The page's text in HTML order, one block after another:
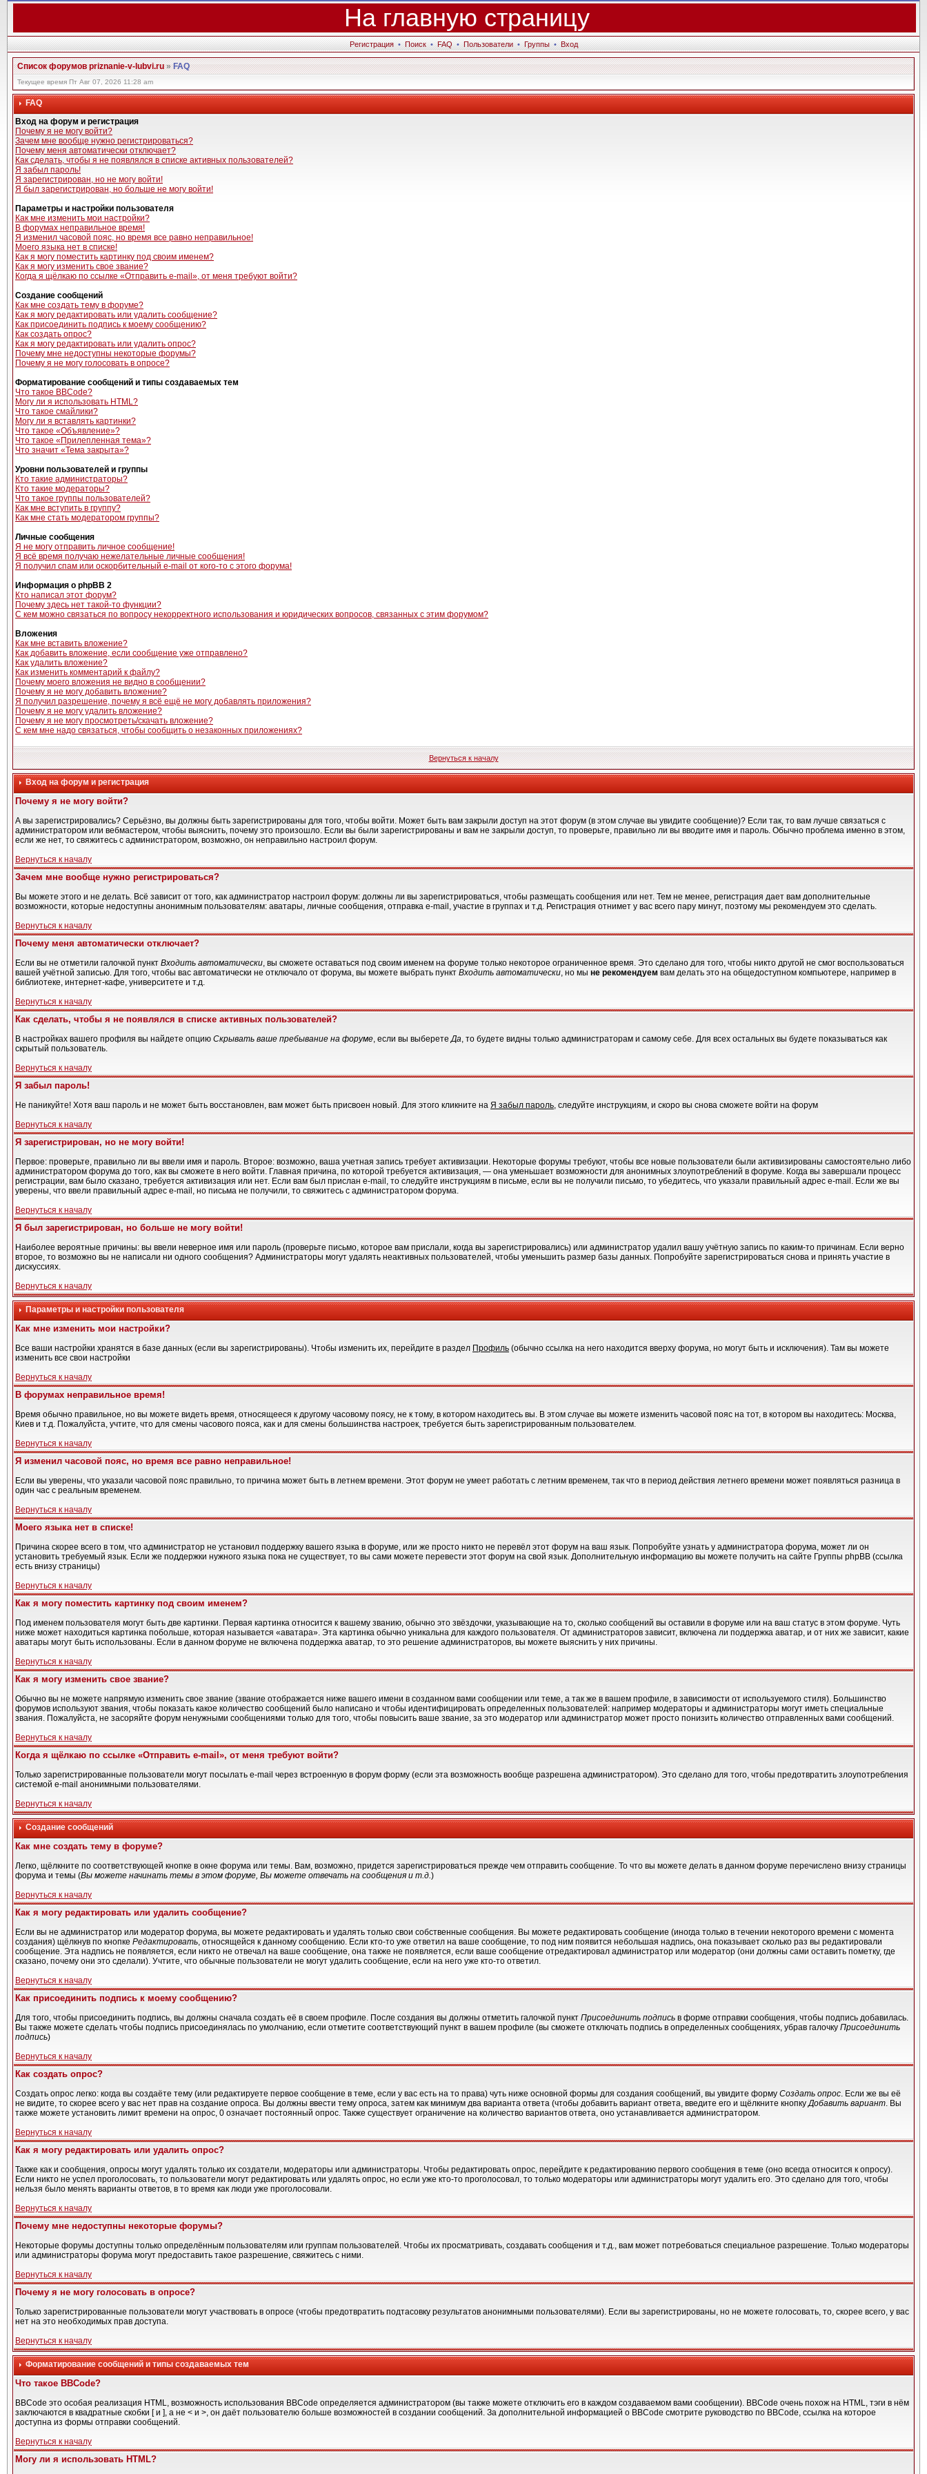
На главную страницу
Регистрация • Поиск • FAQ • Пользователи • Группы • Вход
Список форумов priznanie-v-lubvi.ru»FAQ
Текущее время Пт Авг 07, 2026 11:28 am
FAQ
Вход на форум и регистрация
Почему я не могу войти?
Зачем мне вообще нужно регистрироваться?
Почему меня автоматически отключает?
Как сделать, чтобы я не появлялся в списке активных пользователей?
Я забыл пароль!
Я зарегистрирован, но не могу войти!
Я был зарегистрирован, но больше не могу войти!
Параметры и настройки пользователя
Как мне изменить мои настройки?
В форумах неправильное время!
Я изменил часовой пояс, но время все равно неправильное!
Моего языка нет в списке!
Как я могу поместить картинку под своим именем?
Как я могу изменить свое звание?
Когда я щёлкаю по ссылке «Отправить e-mail», от меня требуют войти?
Создание сообщений
Как мне создать тему в форуме?
Как я могу редактировать или удалить сообщение?
Как присоединить подпись к моему сообщению?
Как создать опрос?
Как я могу редактировать или удалить опрос?
Почему мне недоступны некоторые форумы?
Почему я не могу голосовать в опросе?
Форматирование сообщений и типы создаваемых тем
Что такое BBCode?
Могу ли я использовать HTML?
Что такое смайлики?
Могу ли я вставлять картинки?
Что такое «Объявление»?
Что такое «Прилепленная тема»?
Что значит «Тема закрыта»?
Уровни пользователей и группы
Кто такие администраторы?
Кто такие модераторы?
Что такое группы пользователей?
Как мне вступить в группу?
Как мне стать модератором группы?
Личные сообщения
Я не могу отправить личное сообщение!
Я всё время получаю нежелательные личные сообщения!
Я получил спам или оскорбительный e-mail от кого-то с этого форума!
Информация о phpBB 2
Кто написал этот форум?
Почему здесь нет такой-то функции?
С кем можно связаться по вопросу некорректного использования и юридических вопросов, связанных с этим форумом?
Вложения
Как мне вставить вложение?
Как добавить вложение, если сообщение уже отправлено?
Как удалить вложение?
Как изменить комментарий к файлу?
Почему моего вложения не видно в сообщении?
Почему я не могу добавить вложение?
Я получил разрешение, почему я всё ещё не могу добавлять приложения?
Почему я не могу удалить вложение?
Почему я не могу просмотреть/скачать вложение?
С кем мне надо связаться, чтобы сообщить о незаконных приложениях?
Вернуться к началу
Вход на форум и регистрация
Почему я не могу войти?
А вы зарегистрировались? Серьёзно, вы должны быть зарегистрированы для того, чтобы войти. Может быть вам закрыли доступ на этот форум (в этом случае вы увидите сообщение)? Если так, то вам лучше связаться с
администратором или вебмастером, чтобы выяснить, почему это произошло. Если вы были зарегистрированы и вам не закрыли доступ, то проверьте, правильно ли вы вводите имя и пароль. Обычно проблема именно в этом,
если же нет, то свяжитесь с администратором, возможно, он неправильно настроил форум.
Вернуться к началу
Зачем мне вообще нужно регистрироваться?
Вы можете этого и не делать. Всё зависит от того, как администратор настроил форум: должны ли вы зарегистрироваться, чтобы размещать сообщения или нет. Тем не менее, регистрация дает вам дополнительные
возможности, которые недоступны анонимным пользователям: аватары, личные сообщения, отправка e-mail, участие в группах и т.д. Регистрация отнимет у вас всего пару минут, поэтому мы рекомендуем это сделать.
Вернуться к началу
Почему меня автоматически отключает?
Если вы не отметили галочкой пункт Входить автоматически, вы сможете оставаться под своим именем на форуме только некоторое ограниченное время. Это сделано для того, чтобы никто другой не смог воспользоваться
вашей учётной записью. Для того, чтобы вас автоматически не отключало от форума, вы можете выбрать пункт Входить автоматически, но мы не рекомендуем вам делать это на общедоступном компьютере, например в
библиотеке, интернет-кафе, университете и т.д.
Вернуться к началу
Как сделать, чтобы я не появлялся в списке активных пользователей?
В настройках вашего профиля вы найдете опцию Скрывать ваше пребывание на форуме, если вы выберетеДа, то будете видны только администраторам и самому себе. Для всех остальных вы будете показываться как
скрытый пользователь.
Вернуться к началу
Я забыл пароль!
Не паникуйте! Хотя ваш пароль и не может быть восстановлен, вам может быть присвоен новый. Для этого кликните на Я забыл пароль, следуйте инструкциям, и скоро вы снова сможете войти на форум
Вернуться к началу
Я зарегистрирован, но не могу войти!
Первое: проверьте, правильно ли вы ввели имя и пароль. Второе: возможно, ваша учетная запись требует активизации. Некоторые форумы требуют, чтобы все новые пользователи были активизированы самостоятельно либо
администратором форума до того, как вы сможете в него войти. Главная причина, по которой требуется активизация, — она уменьшает возможности для анонимных злоупотреблений в форуме. Когда вы завершали процесс
регистрации, вам было сказано, требуется активизация или нет. Если вам был прислан e-mail, то следуйте инструкциям в письме, если вы не получили письмо, то убедитесь, что указали правильный адрес e-mail. Если же вы
уверены, что ввели правильный адрес e-mail, но письма не получили, то свяжитесь с администратором форума.
Вернуться к началу
Я был зарегистрирован, но больше не могу войти!
Наиболее вероятные причины: вы ввели неверное имя или пароль (проверьте письмо, которое вам прислали, когда вы зарегистрировались) или администратор удалил вашу учётную запись по каким-то причинам. Если верно
второе, то возможно вы не написали ни одного сообщения? Администраторы могут удалять неактивных пользователей, чтобы уменьшить размер базы данных. Попробуйте зарегистрироваться снова и принять участие в
дискуссиях.
Вернуться к началу
Параметры и настройки пользователя
Как мне изменить мои настройки?
Все ваши настройки хранятся в базе данных (если вы зарегистрированы). Чтобы изменить их, перейдите в раздел Профиль (обычно ссылка на него находится вверху форума, но могут быть и исключения). Там вы можете
изменить все свои настройки
Вернуться к началу
В форумах неправильное время!
Время обычно правильное, но вы можете видеть время, относящееся к другому часовому поясу, не к тому, в котором находитесь вы. В этом случае вы можете изменить часовой пояс на тот, в котором вы находитесь: Москва,
Киев и т.д. Пожалуйста, учтите, что для смены часового пояса, как и для смены большинства настроек, требуется быть зарегистрированным пользователем.
Вернуться к началу
Я изменил часовой пояс, но время все равно неправильное!
Если вы уверены, что указали часовой пояс правильно, то причина может быть в летнем времени. Этот форум не умеет работать с летним временем, так что в период действия летнего времени может появляться разница в
один час с реальным временем.
Вернуться к началу
Моего языка нет в списке!
Причина скорее всего в том, что администратор не установил поддержку вашего языка в форуме, или же просто никто не перевёл этот форум на ваш язык. Попробуйте узнать у администратора форума, может ли он
установить требуемый язык. Если же поддержки нужного языка пока не существует, то вы сами можете перевести этот форум на свой язык. Дополнительную информацию вы можете получить на сайте Группы phpBB (ссылка
есть внизу страницы)
Вернуться к началу
Как я могу поместить картинку под своим именем?
Под именем пользователя могут быть две картинки. Первая картинка относится к вашему званию, обычно это звёздочки, указывающие на то, сколько сообщений вы оставили в форуме или на ваш статус в этом форуме. Чуть
ниже может находиться картинка побольше, которая называется «аватара». Эта картинка обычно уникальна для каждого пользователя. От администраторов зависит, включена ли поддержка аватар, и от них же зависит, какие
аватары могут быть использованы. Если в данном форуме не включена поддержка аватар, то это решение администраторов, вы можете выяснить у них причины.
Вернуться к началу
Как я могу изменить свое звание?
Обычно вы не можете напрямую изменить свое звание (звание отображается ниже вашего имени в созданном вами сообщении или теме, а так же в вашем профиле, в зависимости от используемого стиля). Большинство
форумов используют звания, чтобы показать какое количество сообщений было написано и чтобы идентифицировать определенных пользователей: например модераторы и администраторы могут иметь специальные
звания. Пожалуйста, не засоряйте форум ненужными сообщениями только для того, чтобы повысить ваше звание, за это модератор или администратор может просто понизить количество отправленных вами сообщений.
Вернуться к началу
Когда я щёлкаю по ссылке «Отправить e-mail», от меня требуют войти?
Только зарегистрированные пользователи могут посылать e-mail через встроенную в форум форму (если эта возможность вообще разрешена администратором). Это сделано для того, чтобы предотвратить злоупотребления
системой e-mail анонимными пользователями.
Вернуться к началу
Создание сообщений
Как мне создать тему в форуме?
Легко, щёлкните по соответствующей кнопке в окне форума или темы. Вам, возможно, придется зарегистрироваться прежде чем отправить сообщение. То что вы можете делать в данном форуме перечислено внизу страницы
форума и темы (Вы можете начинать темы в этом форуме, Вы можете отвечать на сообщения и т.д.)
Вернуться к началу
Как я могу редактировать или удалить сообщение?
Если вы не администратор или модератор форума, вы можете редактировать и удалять только свои собственные сообщения. Вы можете редактировать сообщение (иногда только в течении некоторого времени с момента
создания) щёлкнув по кнопке Редактировать, относящейся к данному сообщению. Если кто-то уже ответил на ваше сообщение, то под ним появится небольшая надпись, она показывает сколько раз вы редактировали
сообщение. Эта надпись не появляется, если никто не отвечал на ваше сообщение, она также не появляется, если ваше сообщение отредактировал администратор или модератор (они должны сами оставить пометку, где
сказано, почему они это сделали). Учтите, что обычные пользователи не могут удалить сообщение, если на него уже кто-то ответил.
Вернуться к началу
Как присоединить подпись к моему сообщению?
Для того, чтобы присоединить подпись, вы должны сначала создать её в своем профиле. После создания вы должны отметить галочкой пункт Присоединить подпись в форме отправки сообщения, чтобы подпись добавилась.
Вы также можете сделать чтобы подпись присоединялась по умолчанию, если отметите соответствующий пункт в вашем профиле (вы сможете отключать подпись в определенных сообщениях, убрав галочку Присоединить
подпись)
Вернуться к началу
Как создать опрос?
Создать опрос легко: когда вы создаёте тему (или редактируете первое сообщение в теме, если у вас есть на то права) чуть ниже основной формы для создания сообщений, вы увидите форму Создать опрос. Если же вы её
не видите, то скорее всего у вас нет прав на создание опроса. Вы должны ввести тему опроса, затем как минимум два варианта ответа (чтобы добавить вариант ответа, введите его и щёлкните кнопкуДобавить вариант. Вы
также можете установить лимит времени на опрос, 0 означает постоянный опрос. Также существует ограничение на количество вариантов ответа, оно устанавливается администратором.
Вернуться к началу
Как я могу редактировать или удалить опрос?
Также как и сообщения, опросы могут удалять только их создатели, модераторы или администраторы. Чтобы редактировать опрос, перейдите к редактированию первого сообщения в теме (оно всегда относится к опросу).
Если никто не успел проголосовать, то пользователи могут редактировать или удалять опрос, но если уже кто-то проголосовал, то только модераторы или администраторы могут удалить его. Это сделано для того, чтобы
нельзя было менять варианты ответов, в то время как люди уже проголосовали.
Вернуться к началу
Почему мне недоступны некоторые форумы?
Некоторые форумы доступны только определённым пользователям или группам пользователей. Чтобы их просматривать, создавать сообщения и т.д., вам может потребоваться специальное разрешение. Только модераторы
или администраторы форума могут предоставить такое разрешение, свяжитесь с ними.
Вернуться к началу
Почему я не могу голосовать в опросе?
Только зарегистрированные пользователи могут участвовать в опросе (чтобы предотвратить подтасовку результатов анонимными пользователями). Если вы зарегистрированы, но не можете голосовать, то, скорее всего, у вас
нет на это необходимых прав доступа.
Вернуться к началу
Форматирование сообщений и типы создаваемых тем
Что такое BBCode?
BBCode это особая реализация HTML, возможность использования BBCode определяется администратором (вы также можете отключить его в каждом создаваемом вами сообщении). BBCode очень похож на HTML, тэги в нём
заключаются в квадратные скобки [ и ], а не < и >, он даёт пользователю больше возможностей в создании сообщений. За дополнительной информацией о BBCode смотрите руководство по BBCode, ссылка на которое
доступна из формы отправки сообщений.
Вернуться к началу
Могу ли я использовать HTML?